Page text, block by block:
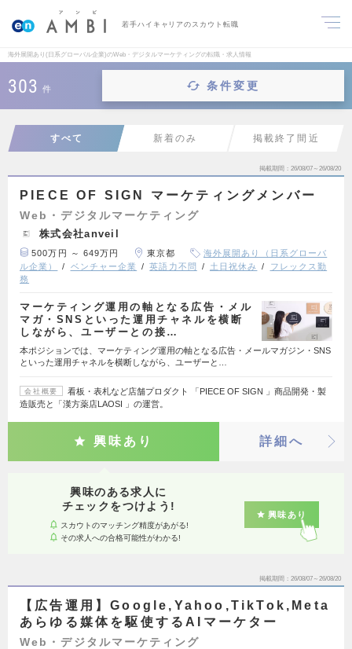
若手ハイキャリアのスカウト転職
海外展開あり(日系グローバル企業)のWeb・デジタルマーケティングの転職・求人情報
303 件 条件変更
すべて 新着のみ 掲載終了間近
掲載期間 26/08/07～26/08/20
PIECE OF SIGN マーケティングメンバー
Web・デジタルマーケティング
株式会社anveil
500万円 ～ 649万円 東京都
海外展開あり（日系グローバ
ル企業）
ベンチャー企業 英語力不問 土日祝休み
フレックス勤
務
マーケティング運用の軸となる広告・メル
マガ・SNSといった運用チャネルを横断
しながら、ユーザーとの接…
本ポジションでは、マーケティング運用の軸となる広告・メールマガジン・SNS
といった運用チャネルを横断しながら、ユーザーと…
会社概要
看板・表札など店舗プロダクト 「PIECE OF SIGN 」商品開発・製
造販売と「漢方薬店LAOSI 」の運営。
興味あり 詳細へ
興味のある求人に
チェックをつけよう!
スカウトのマッチング精度があがる!
その求人への合格可能性がわかる!
興味あり
掲載期間 26/08/07～26/08/20
【広告運用】Google,Yahoo,TikTok,Meta
あらゆる媒体を駆使するAIマーケター
Web・デジタルマーケティング